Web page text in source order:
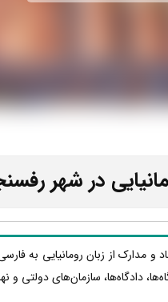
در شهر
و مدارک از زبان رومانیایی
دادگاه‌ها، سازمان‌های دولتی